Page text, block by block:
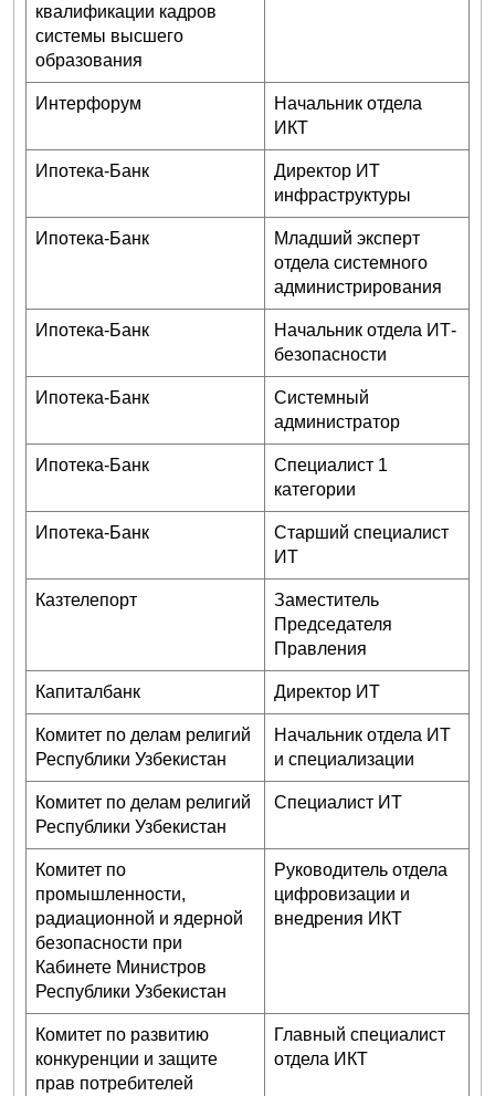
квалификации кадров
системы высшего
образования
Интерфорум
Начальник отдела
ИКТ
Ипотека-Банк
Директор ИТ
инфраструктуры
Ипотека-Банк
Младший эксперт
отдела системного
администрирования
Ипотека-Банк
Начальник отдела ИТ-
безопасности
Ипотека-Банк
Системный
администратор
Ипотека-Банк
Специалист 1
категории
Ипотека-Банк
Старший специалист
ИТ
Казтелепорт
Заместитель
Председателя
Правления
Капиталбанк Директор ИТ
Комитет по делам религий
Республики Узбекистан
Начальник отдела ИТ
и специализации
Комитет по делам религий
Республики Узбекистан
Специалист ИТ
Комитет по
промышленности,
радиационной и ядерной
безопасности при
Кабинете Министров
Республики Узбекистан
Руководитель отдела
цифровизации и
внедрения ИКТ
Комитет по развитию
конкуренции и защите
прав потребителей
Главный специалист
отдела ИКТ